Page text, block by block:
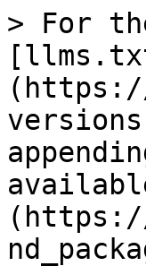
> For
(https://
(https://